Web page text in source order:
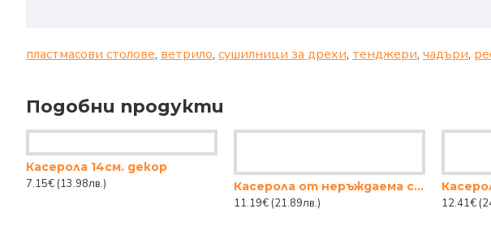
пластмасови столове, ветрило, сушилници за дрехи, тенджери, чадъри,
Подобни продукти
Касерола 14см. декор
7.15€ (13.98лв.)
Касерола от неръждаема стомана 16СМ.
11.19€ (21.89лв.)
12.41€